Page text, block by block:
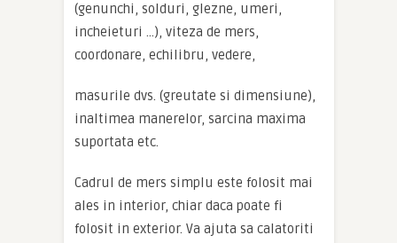
(genunchi, solduri, glezne, umeri,
incheieturi …), viteza de mers,
coordonare, echilibru, vedere,
masurile dvs. (greutate si dimensiune),
inaltimea manerelor, sarcina maxima
suportata etc.
Cadrul de mers simplu este folosit mai
ales in interior, chiar daca poate fi
folosit in exterior. Va ajuta sa calatoriti